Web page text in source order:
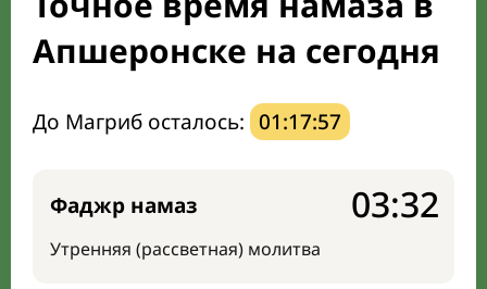
Апшеронске на сегодня
До Магриб осталось: 01:17:56
Фаджр намаз
Утренняя (рассветная) молитва
03:32